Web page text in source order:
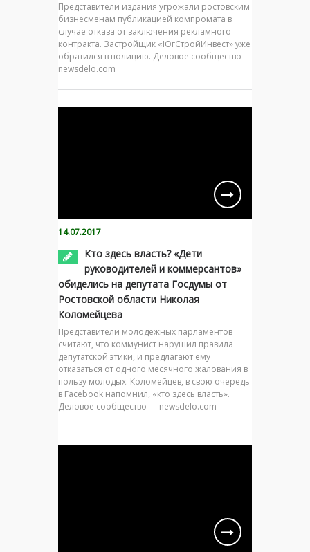
Представители издания угрожали ростовским
бизнесменам публикацией компромата в
случае отказа от заключения рекламного
контракта. Застройщик «ЮгСтройИнвест» уже
обратился в полицию. Деловое сообщество —
newsdelo.com
14.07.2017
Кто здесь власть? «Дети
руководителей и коммерсантов»
обиделись на депутата Госдумы от
Ростовской области Николая
Коломейцева
Представители молодёжных парламентов
считают, что коммунист нарушил правила
депутатской этики, и предлагают ему
отказаться от одного месячного жалования в
пользу молодых. Коломейцев, в свою очередь
в Facebook напомнил, «кто здесь власть».
Деловое сообщество — newsdelo.com